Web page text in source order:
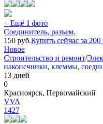
+ Ещё 1 фото
Соединитель, разъем.
150 руб.Купить сейчас за 200
Новое
Строительство и ремонт/
наконечники, клеммы,
13 дней
0
Красноярск, Первомайский
VVA
1427